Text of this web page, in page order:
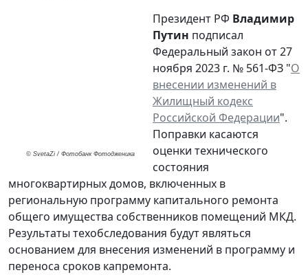
© SvetaZi / Фотобанк Фотодженика
Президент РФ Владимир
Путин подписал
Федеральный закон от 27
ноября 2023 г. № 561-ФЗ "О
внесении изменений в
Жилищный кодекс
Российской Федерации".
Поправки касаются
оценки технического
состояния
многоквартирных домов, включенных в
региональную программу капитального ремонта
общего имущества собственников помещений МКД.
Результаты техобследования будут являться
основанием для внесения изменений в программу и
переноса сроков капремонта.